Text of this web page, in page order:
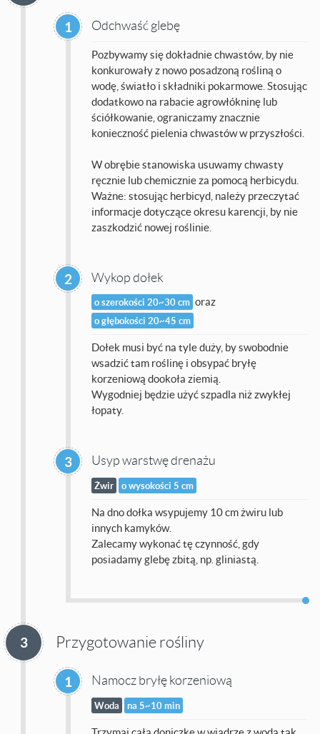
1 Odchwaść glebę
Pozbywamy się dokładnie chwastów, by nie
konkurowały z nowo posadzoną rośliną o
wodę, światło i składniki pokarmowe. Stosując
dodatkowo na rabacie agrowłókninę lub
ściółkowanie, ograniczamy znacznie
konieczność pielenia chwastów w przyszłości.
W obrębie stanowiska usuwamy chwasty
ręcznie lub chemicznie za pomocą herbicydu.
Ważne: stosując herbicyd, należy przeczytać
informacje dotyczące okresu karencji, by nie
zaszkodzić nowej roślinie.
2 Wykop dołek
o szerokości 20~30 cm oraz
o głębokości 20~45 cm
Dołek musi być na tyle duży, by swobodnie
wsadzić tam roślinę i obsypać bryłę
korzeniową dookoła ziemią.
Wygodniej będzie użyć szpadla niż zwykłej
łopaty.
3 Usyp warstwę drenażu
Żwir o wysokości 5 cm
Na dno dołka wsypujemy 10 cm żwiru lub
innych kamyków.
Zalecamy wykonać tę czynność, gdy
posiadamy glebę zbitą, np. gliniastą.
3 Przygotowanie rośliny
1 Namocz bryłę korzeniową
Woda na 5~10 min